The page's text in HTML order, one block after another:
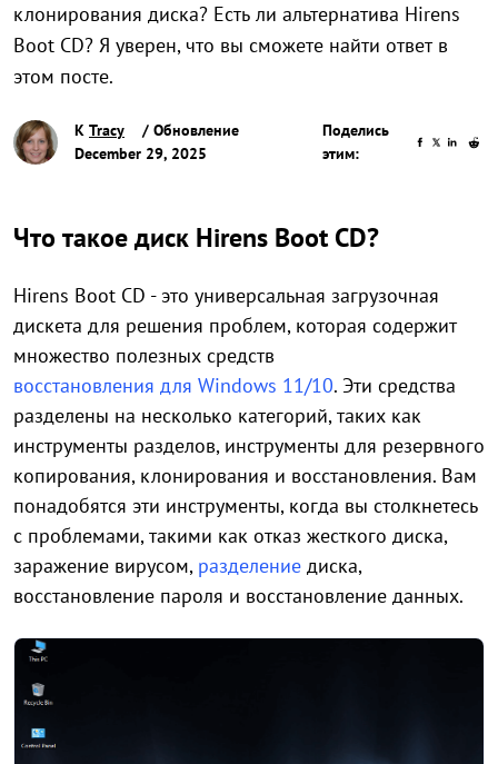
клонирования диска? Есть ли альтернатива Hirens
Boot CD? Я уверен, что вы сможете найти ответ в
этом посте.
К Tracy
/ Обновление
December 29, 2025
Поделись
этим:
Что такое диск Hirens Boot CD?
Hirens Boot CD - это универсальная загрузочная
дискета для решения проблем, которая содержит
множество полезных средств
восстановления для Windows 11/10. Эти средства
разделены на несколько категорий, таких как
инструменты разделов, инструменты для резервного
копирования, клонирования и восстановления. Вам
понадобятся эти инструменты, когда вы столкнетесь
с проблемами, такими как отказ жесткого диска,
заражение вирусом, разделение диска,
восстановление пароля и восстановление данных.